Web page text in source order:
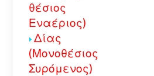
θέσιος
Εναέριος)
Δίας
(Μονοθέσιος
Συρόμενος)